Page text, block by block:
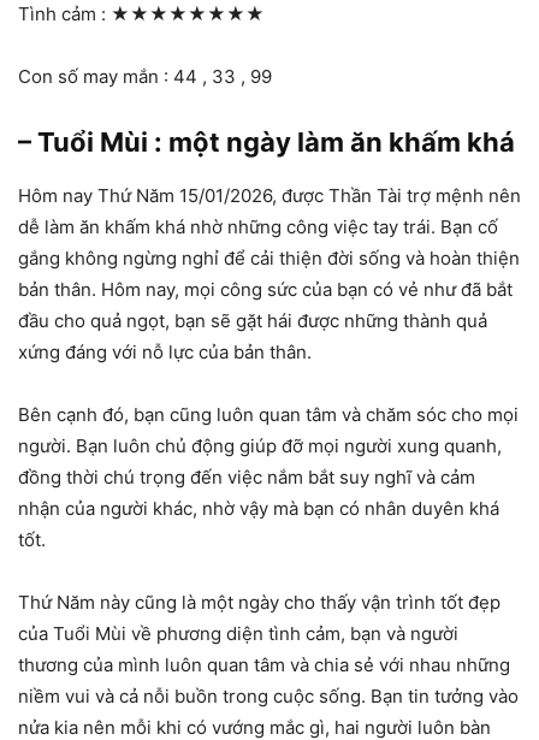
Tình cảm : ★★★★★★★★
Con số may mắn : 44 , 33 , 99
– Tuổi Mùi : một ngày làm ăn khấm khá
Hôm nay Thứ Năm 15/01/2026, được Thần Tài trợ mệnh nên
dễ làm ăn khấm khá nhờ những công việc tay trái. Bạn cố
gắng không ngừng nghỉ để cải thiện đời sống và hoàn thiện
bản thân. Hôm nay, mọi công sức của bạn có vẻ như đã bắt
đầu cho quả ngọt, bạn sẽ gặt hái được những thành quả
xứng đáng với nỗ lực của bản thân.
Bên cạnh đó, bạn cũng luôn quan tâm và chăm sóc cho mọi
người. Bạn luôn chủ động giúp đỡ mọi người xung quanh,
đồng thời chú trọng đến việc nắm bắt suy nghĩ và cảm
nhận của người khác, nhờ vậy mà bạn có nhân duyên khá
tốt.
Thứ Năm này cũng là một ngày cho thấy vận trình tốt đẹp
của Tuổi Mùi về phương diện tình cảm, bạn và người
thương của mình luôn quan tâm và chia sẻ với nhau những
niềm vui và cả nỗi buồn trong cuộc sống. Bạn tin tưởng vào
nửa kia nên mỗi khi có vướng mắc gì, hai người luôn bàn